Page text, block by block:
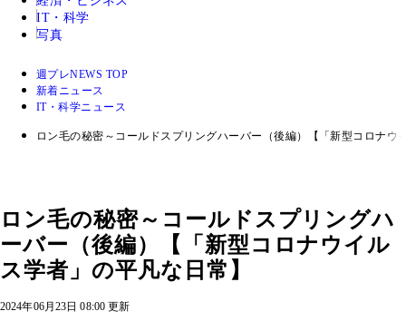
IT・科学
写真
週プレNEWS TOP
新着ニュース
IT・科学ニュース
ロン毛の秘密～コールドスプリングハーバー（後編）【「新型コロナウ
ロン毛の秘密～コールドスプリングハ
ーバー（後編）【「新型コロナウイル
ス学者」の平凡な日常】
2024年06月23日 08:00 更新